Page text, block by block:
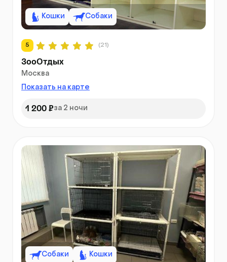
Кошки Собаки
5 (21)
ЗооОтдых
Москва
Показать на карте
1 200 ₽за 2 ночи
Собаки Кошки